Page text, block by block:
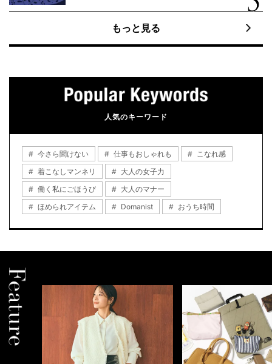
もっと見る
人気のキーワード
今さら聞けない 仕事もおしゃれも
こなれ感
着こなしマンネリ
大人の女子力
働く私にごほうび
大人のマナー
ほめられアイテム
Domanist おうち時間